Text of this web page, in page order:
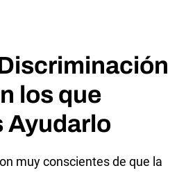
los que
Ayudarlo
muy conscientes de que la